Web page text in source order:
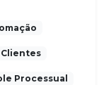
Processual